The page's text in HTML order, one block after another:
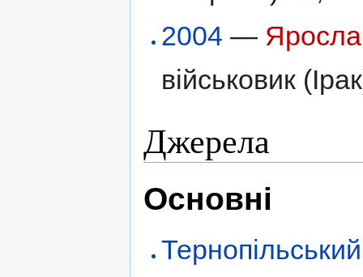
2004 —
військовик
Джерела
Основні